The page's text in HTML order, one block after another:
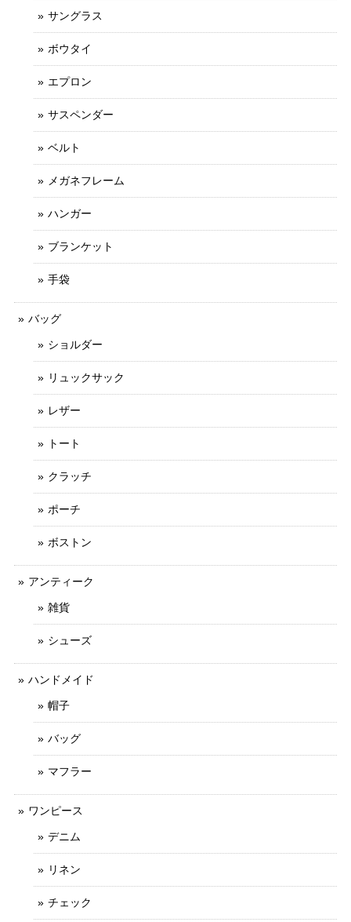
サングラス
ボウタイ
エプロン
サスペンダー
ベルト
メガネフレーム
ハンガー
ブランケット
手袋
バッグ
ショルダー
リュックサック
レザー
トート
クラッチ
ポーチ
ボストン
アンティーク
雑貨
シューズ
ハンドメイド
帽子
バッグ
マフラー
ワンピース
デニム
リネン
チェック